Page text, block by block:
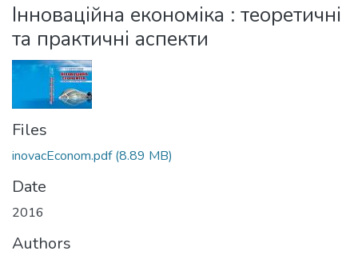
All of DSpace
Statistics
Інноваційна економіка : теоретичні
та практичні аспекти
Files
inovacEconom.pdf(8.89 MB)
Date
2016
Authors